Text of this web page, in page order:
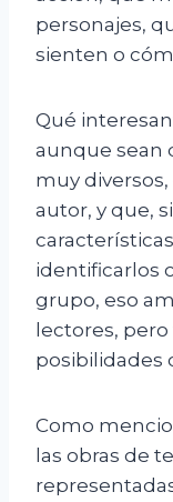
personajes,
sienten o
Qué
aunque sean
muy
autor, y que,
identificarlos
grupo, eso
lectores,
posibilidades
Como
las obras de